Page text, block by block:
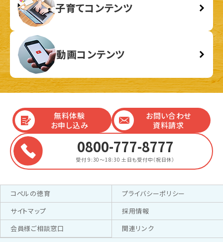
子育てコンテンツ
動画コンテンツ
無料体験
お申し込み
お問い合わせ
資料請求
0800-777-8777
受付 9:30～18:30 土日も受付中（祝日休）
コペルの徳育
プライバシーポリシー
サイトマップ
採用情報
会員様ご相談窓口
関連リンク